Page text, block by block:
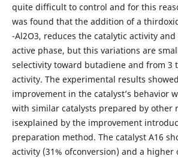
quite difficult to control and for this
was found that the addition of a
-Al2O3, reduces the catalytic activity
active phase, but this variations are
selectivity toward butadiene and from 3
activity. The experimental results
improvement in the catalyst’s behavior
with similar catalysts prepared by other
isexplained by the improvement
preparation method. The catalyst A16
activity (31% ofconversion) and a higher